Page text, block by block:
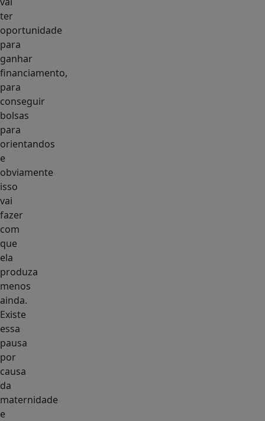
ter
oportunidade
para
ganhar
financiamento,
para
conseguir
bolsas
para
orientandos
e
obviamente
isso
vai
fazer
com
que
ela
produza
menos
ainda.
Existe
essa
pausa
por
causa
da
maternidade
e